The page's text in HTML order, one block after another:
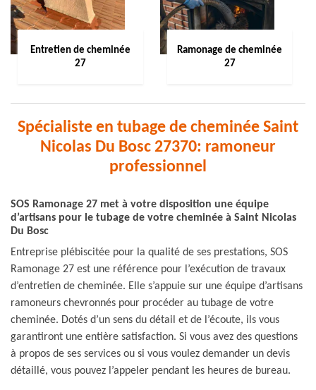
Entretien de cheminée
27
Ramonage de cheminée
27
Spécialiste en tubage de cheminée Saint
Nicolas Du Bosc 27370: ramoneur
professionnel
SOS Ramonage 27 met à votre disposition une équipe
d’artisans pour le tubage de votre cheminée à Saint Nicolas
Du Bosc
Entreprise plébiscitée pour la qualité de ses prestations, SOS
Ramonage 27 est une référence pour l’exécution de travaux
d’entretien de cheminée. Elle s’appuie sur une équipe d’artisans
ramoneurs chevronnés pour procéder au tubage de votre
cheminée. Dotés d’un sens du détail et de l’écoute, ils vous
garantiront une entière satisfaction. Si vous avez des questions
à propos de ses services ou si vous voulez demander un devis
détaillé, vous pouvez l’appeler pendant les heures de bureau.